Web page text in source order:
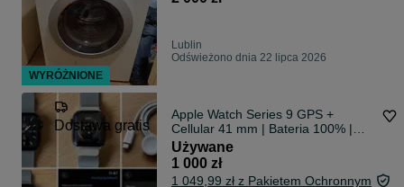
Lublin
Odświeżono dnia 22 lipca 2026
Dostawa gratis
Apple Watch Series 9 GPS +
Cellular 41 mm | Bateria 100% |
Bardzo dobry stan
Używane
1 000 zł
1 049,99 zł z Pakietem Ochronnym
WYRÓŻNIONE